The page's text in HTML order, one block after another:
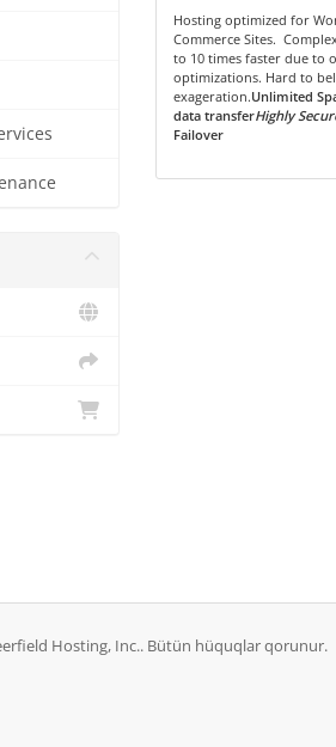
Hosting optimized for
Commerce Sites.
to 10 times faster due to
optimizations. Hard to
exageration.Unlimited
data transferHighly
Failover
Hosting, Inc.. Bütün hüquqlar qorunur.